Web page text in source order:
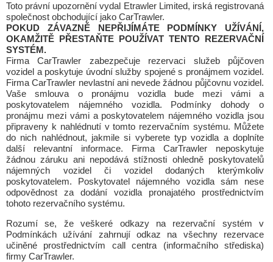
Toto právní upozornění vydal Etrawler Limited, irská registrovaná
společnost obchodující jako CarTrawler.
POKUD ZÁVAZNĚ NEPŘIJÍMÁTE PODMÍNKY UŽÍVÁNÍ,
OKAMŽITĚ PŘESTAŇTE POUŽÍVAT TENTO REZERVAČNÍ
SYSTÉM.
Firma CarTrawler zabezpečuje rezervaci služeb půjčoven
vozidel a poskytuje úvodní služby spojené s pronájmem vozidel.
Firma CarTrawler nevlastní ani nevede žádnou půjčovnu vozidel.
Vaše smlouva o pronájmu vozidla bude mezi vámi a
poskytovatelem nájemného vozidla. Podmínky dohody o
pronájmu mezi vámi a poskytovatelem nájemného vozidla jsou
připraveny k nahlédnutí v tomto rezervačním systému. Můžete
do nich nahlédnout, jakmile si vyberete typ vozidla a doplníte
další relevantní informace. Firma CarTrawler neposkytuje
žádnou záruku ani nepodává stížnosti ohledně poskytovatelů
nájemných vozidel či vozidel dodaných kterýmkoliv
poskytovatelem. Poskytovatel nájemného vozidla sám nese
odpovědnost za dodání vozidla pronajatého prostřednictvím
tohoto rezervačního systému.
Rozumí se, že veškeré odkazy na rezervační systém v
Podmínkách užívání zahrnují odkaz na všechny rezervace
učiněné prostřednictvím call centra (informačního střediska)
firmy CarTrawler.